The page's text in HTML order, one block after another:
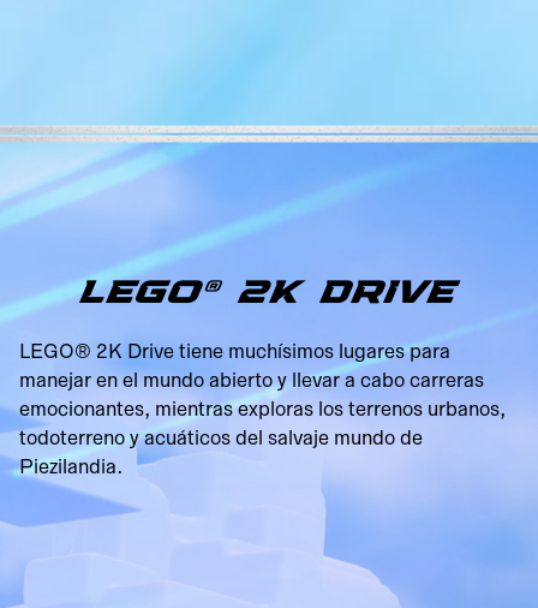
LEGO® 2K DRIVE
LEGO® 2K Drive tiene muchísimos lugares para
manejar en el mundo abierto y llevar a cabo carreras
emocionantes, mientras exploras los terrenos urbanos,
todoterreno y acuáticos del salvaje mundo de
Piezilandia.